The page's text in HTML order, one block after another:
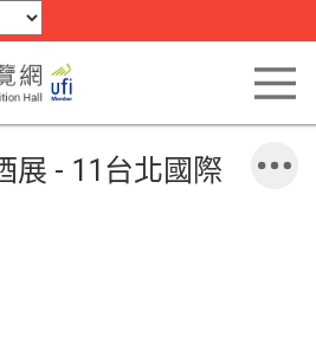
展 - 11台北國際